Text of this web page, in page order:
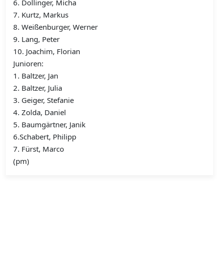
6. Dollinger, Micha
7. Kurtz, Markus
8. Weißenburger, Werner
9. Lang, Peter
10. Joachim, Florian
Junioren:
1. Baltzer, Jan
2. Baltzer, Julia
3. Geiger, Stefanie
4. Zolda, Daniel
5. Baumgärtner, Janik
6.Schabert, Philipp
7. Fürst, Marco
(pm)